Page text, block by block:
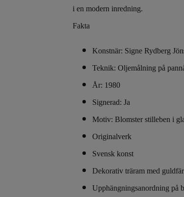
i en modern inredning.
Fakta
Konstnär: Signe Rydberg
Teknik: Oljemålning på
År: 1980
Signerad: Ja
Motiv: Blomster stilleben i
Originalverk
Svensk konst
Dekorativ träram med
Upphängningsanordning på